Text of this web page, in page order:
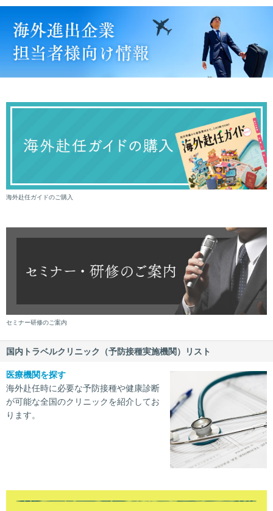
海外赴任ガイドのご購入
セミナー研修のご案内
国内トラベルクリニック（予防接種実施機関）リスト
医療機関を探す
海外赴任時に必要な予防接種や健康診断
が可能な全国のクリニックを紹介してお
ります。